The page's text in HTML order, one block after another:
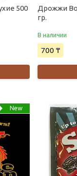
500
Дрожжи
гр.
В наличии
700 ₸
New